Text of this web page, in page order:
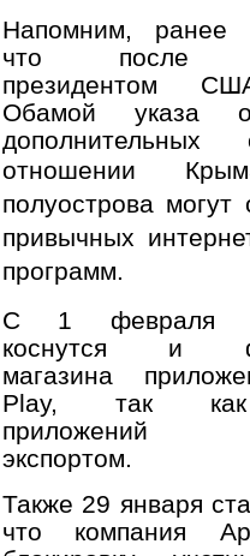
Напомним, ранее
что после
президентом
Обамой указа
отношении
полуострова могут
привычных
программ.
С 1 февраля
коснутся и
магазина
Play, так как
приложений
экспортом.
Также 29 января
что компания